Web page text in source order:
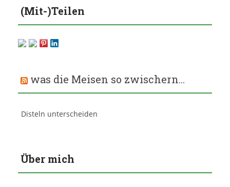
(Mit-)Teilen
was die Meisen so zwischern…
Disteln unterscheiden
Über mich